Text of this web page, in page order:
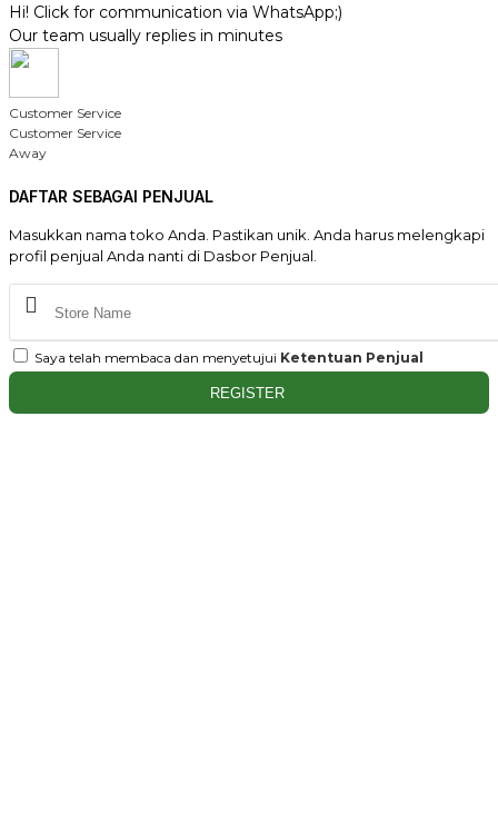
Hi! Click for communication via WhatsApp;)
Our team usually replies in minutes
Customer Service
Customer Service
Away
DAFTAR SEBAGAI PENJUAL
Masukkan nama toko Anda. Pastikan unik. Anda harus melengkapi
profil penjual Anda nanti di Dasbor Penjual.
Saya telah membaca dan menyetujui Ketentuan Penjual
REGISTER